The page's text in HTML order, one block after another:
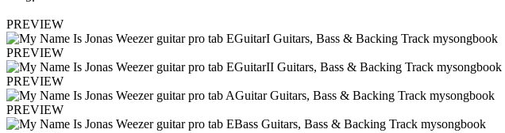
PREVIEW
PREVIEW
PREVIEW
PREVIEW